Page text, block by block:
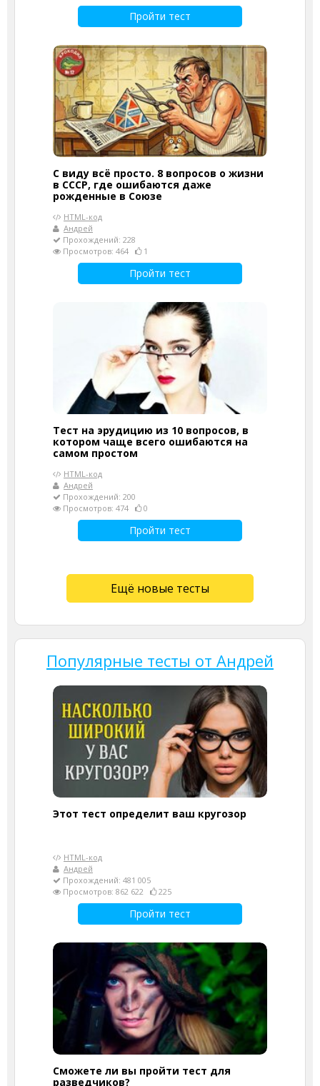
Пройти тест
С виду всё просто. 8 вопросов о жизни
в СССР, где ошибаются даже
рожденные в Союзе
HTML-код
Андрей
Прохождений: 228
Просмотров: 464
1
Пройти тест
Тест на эрудицию из 10 вопросов, в
котором чаще всего ошибаются на
самом простом
HTML-код
Андрей
Прохождений: 200
Просмотров: 474
0
Пройти тест
Ещё новые тесты
Популярные тесты от Андрей
Этот тест определит ваш кругозор
HTML-код
Андрей
Прохождений: 481 005
Просмотров: 862 622
225
Пройти тест
Сможете ли вы пройти тест для
разведчиков?